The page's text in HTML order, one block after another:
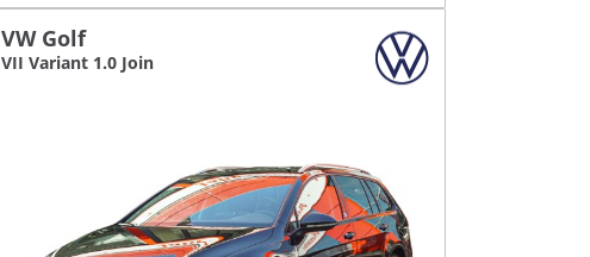
VW Golf
VII Variant 1.0 Join